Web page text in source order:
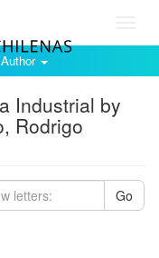
Industrial by
Rodrigo
Go